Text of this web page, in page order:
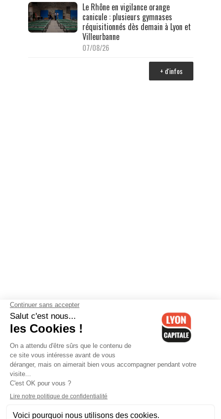
Le Rhône en vigilance orange
canicule : plusieurs gymnases
réquisitionnés dès demain à Lyon et
Villeurbanne
07/08/26
+ d'infos